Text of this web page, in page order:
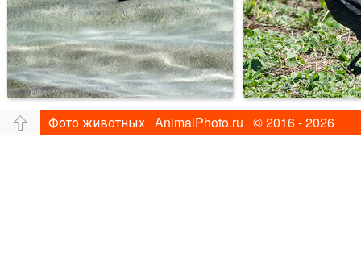
Фото животных AnimalPhoto.ru © 2016 - 2026